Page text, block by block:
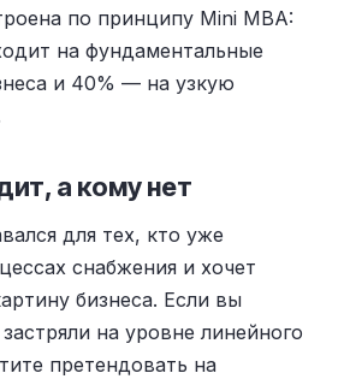
по принципу Mini MBA:
на фундаментальные
и 40% — на узкую
а кому нет
для тех, кто уже
снабжения и хочет
бизнеса. Если вы
на уровне линейного
претендовать на